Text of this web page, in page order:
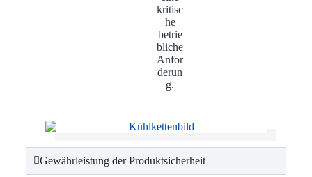
kritisc
he
betrie
bliche
Anfor
derun
g.
Gewährleistung der Produktsicherheit